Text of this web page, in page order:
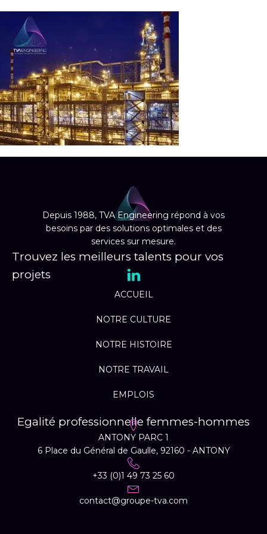
Depuis 1988, TVA Engineering répond à vos
besoins par des solutions optimales et des
services sur mesure.
Trouvez les meilleurs talents pour vos
projets
ACCUEIL
NOTRE CULTURE
NOTRE HISTOIRE
NOTRE TRAVAIL
EMPLOIS
Egalité professionnelle femmes-hommes
ANTONY PARC 1
6 Place du Général de Gaulle, 92160 - ANTONY
+33 (0)1 49 73 25 60
contact@groupe-tva.com